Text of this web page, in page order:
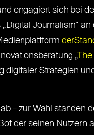
engagiert sich bei
Journalism“
„The
Strategien
– zur Wahl standen
der seinen Nutzern